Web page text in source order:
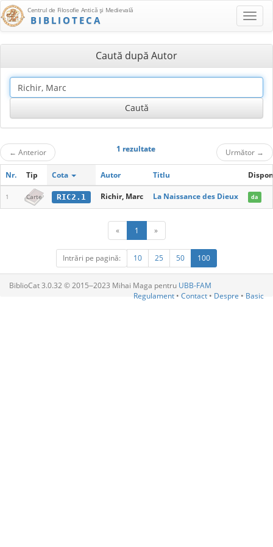
Centrul de Filosofie Antică şi Medievală
BIBLIOTECA
Caută după Autor
← Anterior 1 rezultate Următor →
Nr. Tip Cota Autor Titlu
1 Carte RIC2.1 Richir, Marc La Naissance des Dieux da
« 1 »
Intrări pe pagină: 10 25 50 100
BiblioCat 3.0.32 © 2015‒2023 Mihai Maga pentru UBB-FAM
Regulament • Contact • Despre • Basic